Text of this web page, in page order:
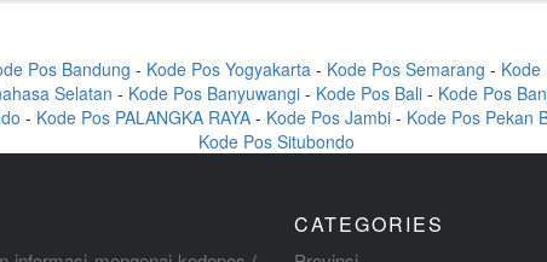
Pos Bandung - Kode Pos Yogyakarta - Kode Pos Semarang - Kode
Selatan - Kode Pos Banyuwangi- Kode Pos Bali- Kode Pos
- Kode Pos PALANGKA RAYA - Kode Pos Jambi - Kode Pos Pekan
Kode Pos Situbondo
CATEGORIES